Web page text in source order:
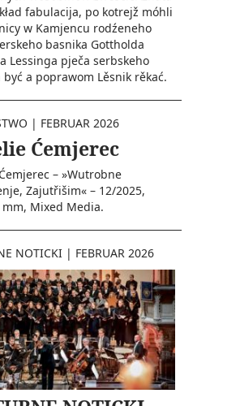
fabulacija, po kotrejž móhli
w Kamjencu rodźeneho
basnika Gottholda
Lessinga pječa serbskeho
być a poprawom Lěsnik rěkać.
| FEBRUAR 2026
Ćemjerec
– »Wutrobne
Zajutřišim« – 12/2025,
mm, Mixed Media.
NOTICKI| FEBRUAR 2026